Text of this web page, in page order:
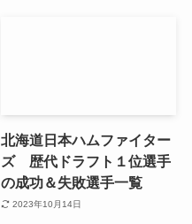
北海道日本ハムファイター
ズ 歴代ドラフト１位選手
の成功＆失敗選手一覧
2023年10月14日